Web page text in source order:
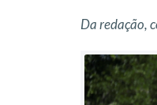
Da redação,